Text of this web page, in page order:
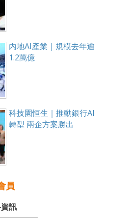
內地AI產業｜規模去年逾
1.2萬億
科技園恒生｜推動銀行AI
轉型 兩企方案勝出
員
訊